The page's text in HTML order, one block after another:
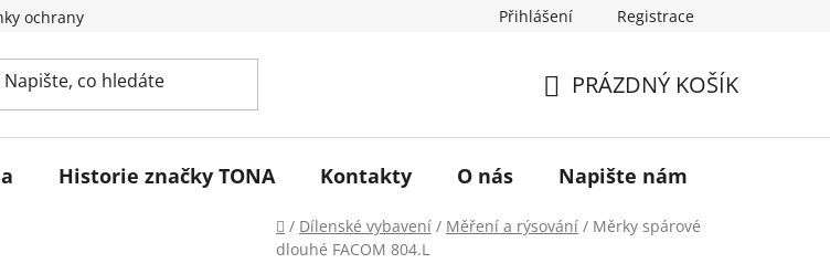
ochrany osobních údajů Historie značky TONA
Přihlášení Registrace
KOŠÍK
PRÁZDNÝ KOŠÍK
Historie značky TONA Kontakty O nás Napište nám
Domů
/ Dílenské vybavení / Měření a rýsování / Měrky spárové
dlouhé FACOM 804.L